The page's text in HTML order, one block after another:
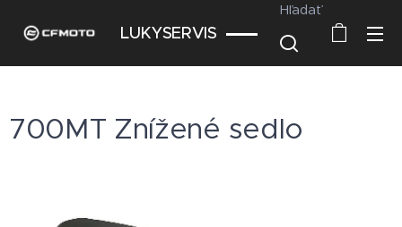
LUKYSERVIS
Hľadať
700MT Znížené sedlo